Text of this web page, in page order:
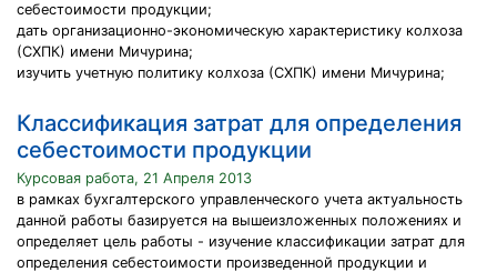
себестоимости продукции;
дать организационно-экономическую характеристику колхоза
(СХПК) имени Мичурина;
изучить учетную политику колхоза (СХПК) имени Мичурина;
Классификация затрат для определения
себестоимости продукции
Курсовая работа, 21 Апреля 2013
в рамках бухгалтерского управленческого учета актуальность
данной работы базируется на вышеизложенных положениях и
определяет цель работы - изучение классификации затрат для
определения себестоимости произведенной продукции и